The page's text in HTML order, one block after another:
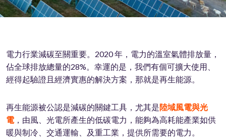
電力行業減碳至關重要。2020 年，電力的溫室氣體排放量，
佔全球排放總量的28%。幸運的是，我們有個可擴大使用、
經得起驗證且經濟實惠的解決方案，那就是再生能源。
再生能源被公認是減碳的關鍵工具，尤其是陸域風電與光
電，由風、光電所產生的低碳電力，能夠為高耗能產業如供
暖與制冷、交通運輸、及重工業，提供所需要的電力。